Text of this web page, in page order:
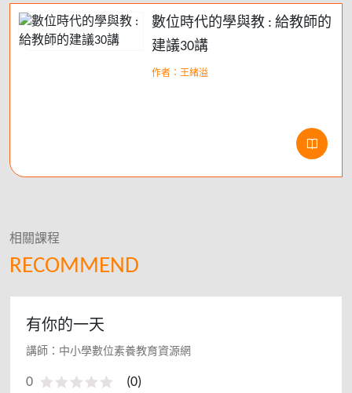
數位時代的學與教 : 給教師的
建議30講
作者：王緒溢
RECOMMEND
相關課程
有你的一天
講師：中小學數位素養教育資源網
0 (0)